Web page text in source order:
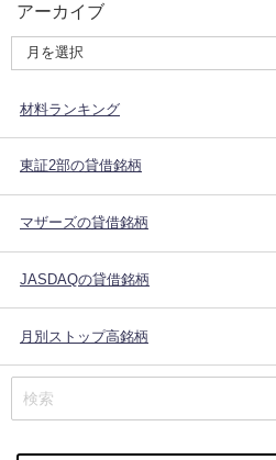
アーカイブ
材料ランキング
東証2部の貸借銘柄
マザーズの貸借銘柄
JASDAQの貸借銘柄
月別ストップ高銘柄